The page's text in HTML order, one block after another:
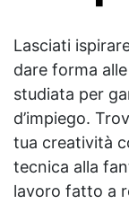
Lasciati
dare forma
studiata per
d’impiego.
tua creatività
tecnica alla
lavoro fatto a